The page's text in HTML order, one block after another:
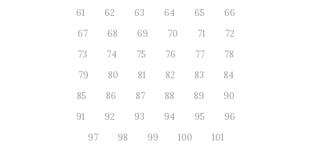
61
62 63 64 65
66
67
68 69 70 71
72
73
74 75 76 77
78
79
80 81 82 83
84
85
86 87 88 89
90
91
92 93 94 95
96
97
98 99 100
101